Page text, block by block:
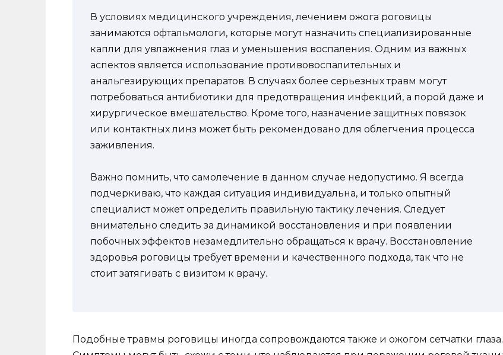
В условиях медицинского учреждения, лечением ожога роговицы
занимаются офтальмологи, которые могут назначить специализированные
капли для увлажнения глаз и уменьшения воспаления. Одним из важных
аспектов является использование противовоспалительных и
анальгезирующих препаратов. В случаях более серьезных травм могут
потребоваться антибиотики для предотвращения инфекций, а порой даже и
хирургическое вмешательство. Кроме того, назначение защитных повязок
или контактных линз может быть рекомендовано для облегчения процесса
заживления.
Важно помнить, что самолечение в данном случае недопустимо. Я всегда
подчеркиваю, что каждая ситуация индивидуальна, и только опытный
специалист может определить правильную тактику лечения. Следует
внимательно следить за динамикой восстановления и при появлении
побочных эффектов незамедлительно обращаться к врачу. Восстановление
здоровья роговицы требует времени и качественного подхода, так что не
стоит затягивать с визитом к врачу.
Подобные травмы роговицы иногда сопровождаются также и ожогом сетчатки глаза.